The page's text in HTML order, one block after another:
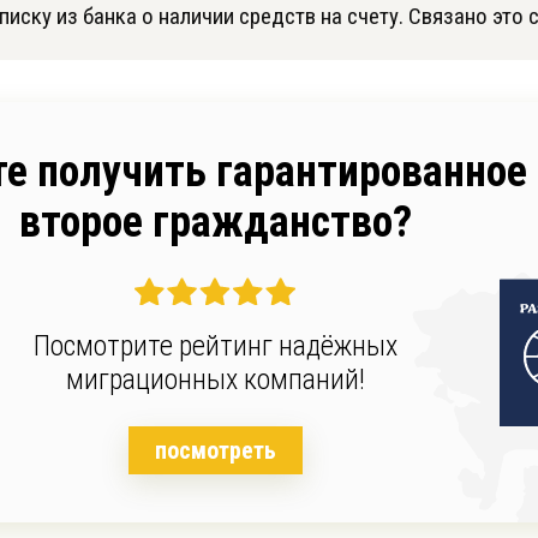
из банка о наличии средств на счету. Связано это
получить гарантированное
второе гражданство?
Посмотрите рейтинг надёжных
миграционных компаний!
посмотреть